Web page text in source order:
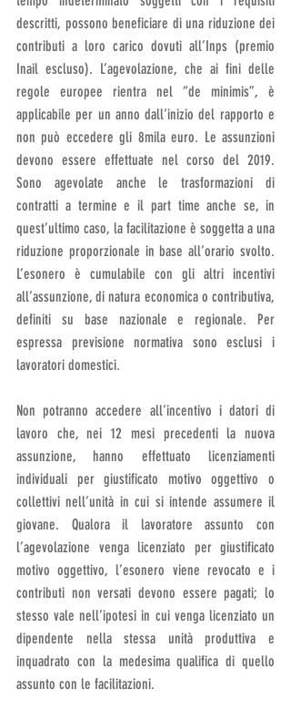
descritti, possono beneficiare di una riduzione dei
contributi a loro carico dovuti all’Inps (premio
Inail escluso). L’agevolazione, che ai fini delle
regole europee rientra nel “de minimis”, è
applicabile per un anno dall’inizio del rapporto e
non può eccedere gli 8mila euro. Le assunzioni
devono essere effettuate nel corso del 2019.
Sono agevolate anche le trasformazioni di
contratti a termine e il part time anche se, in
quest’ultimo caso, la facilitazione è soggetta a una
riduzione proporzionale in base all’orario svolto.
L’esonero è cumulabile con gli altri incentivi
all’assunzione, di natura economica o contributiva,
definiti su base nazionale e regionale. Per
espressa previsione normativa sono esclusi i
lavoratori domestici.
Non potranno accedere all’incentivo i datori di
lavoro che, nei 12 mesi precedenti la nuova
assunzione, hanno effettuato licenziamenti
individuali per giustificato motivo oggettivo o
collettivi nell’unità in cui si intende assumere il
giovane. Qualora il lavoratore assunto con
l’agevolazione venga licenziato per giustificato
motivo oggettivo, l’esonero viene revocato e i
contributi non versati devono essere pagati; lo
stesso vale nell’ipotesi in cui venga licenziato un
dipendente nella stessa unità produttiva e
inquadrato con la medesima qualifica di quello
assunto con le facilitazioni.